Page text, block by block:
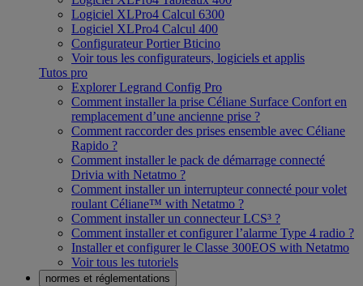
Logiciel XLPro4 Calcul 6300
Logiciel XLPro4 Calcul 400
Configurateur Portier Bticino
Voir tous les configurateurs, logiciels et applis
Tutos pro
Explorer Legrand Config Pro
Comment installer la prise Céliane Surface Confort en
remplacement d’une ancienne prise ?
Comment raccorder des prises ensemble avec Céliane
Rapido ?
Comment installer le pack de démarrage connecté
Drivia with Netatmo ?
Comment installer un interrupteur connecté pour volet
roulant Céliane™ with Netatmo ?
Comment installer un connecteur LCS³ ?
Comment installer et configurer l’alarme Type 4 radio ?
Installer et configurer le Classe 300EOS with Netatmo
Voir tous les tutoriels
normes et réglementations